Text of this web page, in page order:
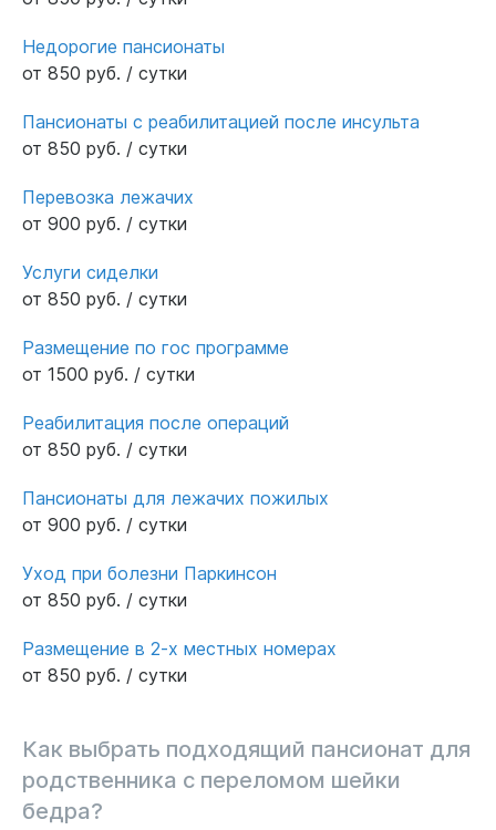
Недорогие пансионаты
от 850 руб. / сутки
Пансионаты с реабилитацией после инсульта
от 850 руб. / сутки
Перевозка лежачих
от 900 руб. / сутки
Услуги сиделки
от 850 руб. / сутки
Размещение по гос программе
от 1500 руб. / сутки
Реабилитация после операций
от 850 руб. / сутки
Пансионаты для лежачих пожилых
от 900 руб. / сутки
Уход при болезни Паркинсон
от 850 руб. / сутки
Размещение в 2-х местных номерах
от 850 руб. / сутки
Как выбрать подходящий пансионат для
родственника с переломом шейки
бедра?